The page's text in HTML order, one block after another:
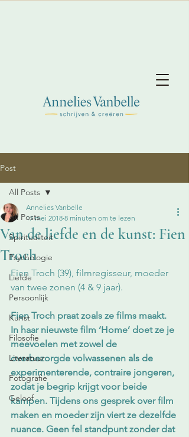
Post
All Posts
Spiritualiteit
Psychologie
Liefde
Persoonlijk
Kunst
Filosofie
Literatuur
Fotografie
Geloof
All Posts
Van de liefde en de kunst: Fien
Troch
Annelies Vanbelle
17 mei 2018 8 minuten om te lezen
Fien Troch (39), filmregisseur, moeder
van twee zonen (4 & 9 jaar).
Fien Troch praat zoals ze films maakt.
In haar nieuwste film ‘Home’ doet ze je
meevoelen met zowel de
overbezorgde volwassenen als de
experimenterende, contraire jongeren,
zodat je begrip krijgt voor beide
kampen. Tijdens ons gesprek over film
maken en moeder zijn viert ze dezelfde
nuance. Geen fel standpunt zonder dat